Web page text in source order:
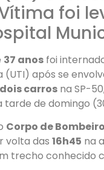
foi
37 anos foi
(UTI) após se
carros na SP-
tarde de domingo
Corpo de
volta das 16h45 na
trecho conhecido